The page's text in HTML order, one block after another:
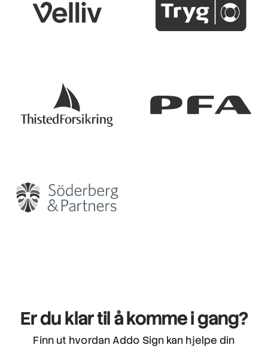
Er du klar til å komme i gang?
Finn ut hvordan Addo Sign kan hjelpe din